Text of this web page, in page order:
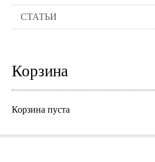
СТАТЬИ
Корзина
Корзина пуста